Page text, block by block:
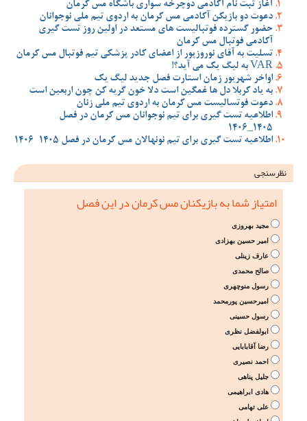
آغاز ثبت نام آکادمی دوچرخه سواری باشگاه مس کرمان
دعوت دو بازیکن آکادمی مس کرمان به اردوی تیم ملی نوجوانان
حضور گسترده فوتبالیست های مستعد در اولین روز تست گیری
آکادمی فوتبال مس کرمان
تسلیت به آقای نوروزپور از اعضای کادر پزشکی تیم فوتبال مس کرمان
VAR به لیگ یک می آید؟!
اواخر شهریور زمان استارت فصل جدید لیگ یک
به یاد کربلا دل ها غمگین است دلا خون گریه کن چون اربعین است
دعوت فوتسالیست مس کرمان به اردوی تیم ملی زنان
اطلاعیه تست گیری برای تیم نوجوانان مس کرمان در فصل
1405_1406
اطلاعیه تست گیری برای تیم نونهالان مس کرمان در فصل 1405-1406
نظرسنجی
امتیاز شما به بازیکنان مس کرمان در این فصل
مجید بهروزی
امیر حسین بهزادی
عارف زینلی
صالح محمدی
رسول منوچهری
امیرحسین پورمحمد
رسول حسینی
ابولفضل نظری
رضا آقابابایی
احمد نصیری
جلیل پناهی
هادی ابراهیمی
علی تهامی